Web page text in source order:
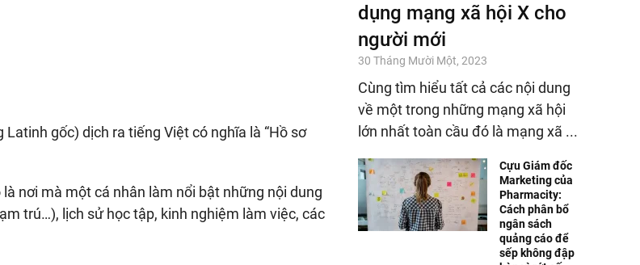
Latinh gốc) dịch ra tiếng Việt có nghĩa là “Hồ sơ
nơi mà một cá nhân làm nổi bật những nội dung
trú…), lịch sử học tập, kinh nghiệm làm việc, các
dụng mạng xã hội X cho
người mới
30 Tháng Mười Một, 2023
Cùng tìm hiểu tất cả các nội dung
về một trong những mạng xã hội
lớn nhất toàn cầu đó là mạng xã ...
Cựu Giám đốc
Marketing của
Pharmacity:
Cách phân bổ
ngân sách
quảng cáo để
sếp không đập